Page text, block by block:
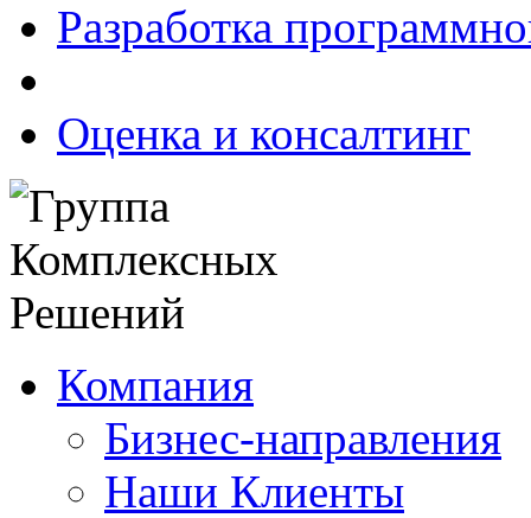
Разработка
Оценка и консалтинг
Компания
Бизнес-направления
Наши Клиенты